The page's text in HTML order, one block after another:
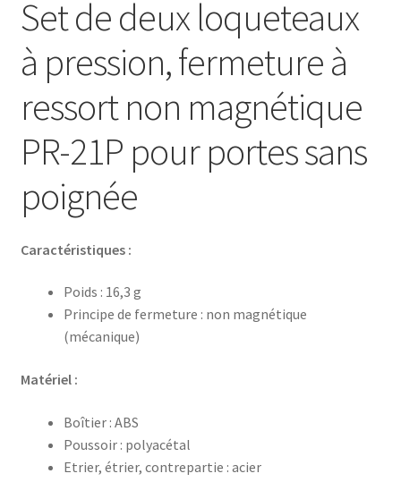
/
Lamp
(Japon)
Set de deux loqueteaux
à pression, fermeture à
ressort non magnétique
PR-21P pour portes sans
poignée
Caractéristiques :
Poids : 16,3 g
Principe de fermeture : non magnétique
(mécanique)
Matériel :
Boîtier : ABS
Poussoir : polyacétal
Etrier, étrier, contrepartie : acier